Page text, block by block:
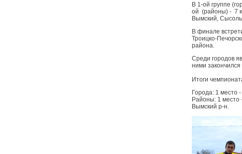
В 1-ой группе
ой (районы) - 7
Вымский,
В финале
Троицко-
района.
Среди городов
ними закончился
Итоги
Города: 1 место
Районы: 1 место
Вымский р-н.